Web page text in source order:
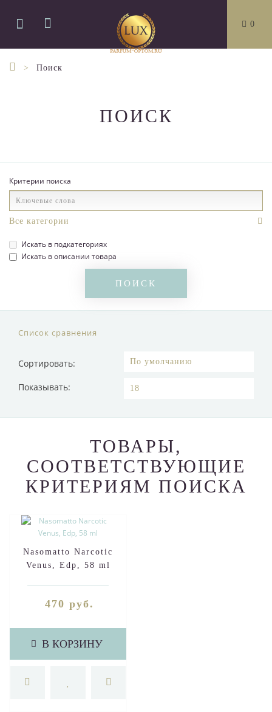
0
Поиск
ПОИСК
Критерии поиска
Искать в подкатегориях
Искать в описании товара
Список сравнения
Сортировать:
Показывать:
ТОВАРЫ,
СООТВЕТСТВУЮЩИЕ
КРИТЕРИЯМ ПОИСКА
Nasomatto Narcotic
Venus, Edp, 58 ml
470 руб.
В КОРЗИНУ